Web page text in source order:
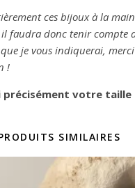
ces bijoux à la
faudra donc tenir compte
je vous indiquerai,
!
précisément votre
SIMILAIRES